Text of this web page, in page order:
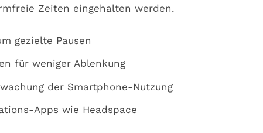
Zeiten eingehalten werden.
gezielte Pausen
für weniger Ablenkung
der Smartphone-Nutzung
Apps wie Headspace